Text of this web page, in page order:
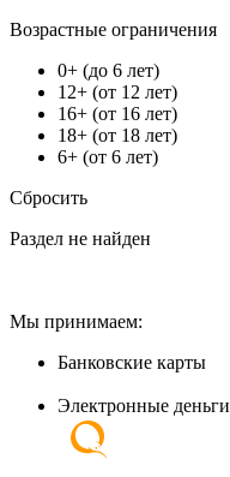
Возрастные ограничения
0+ (до 6 лет)
12+ (от 12 лет)
16+ (от 16 лет)
18+ (от 18 лет)
6+ (от 6 лет)
Сбросить
Раздел не найден
Мы принимаем:
Банковские карты
Электронные деньги